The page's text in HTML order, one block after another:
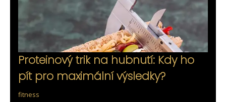
Proteinový trik na hubnutí: Kdy ho
pít pro maximální výsledky?
fitness